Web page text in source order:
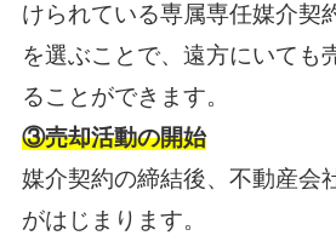
けられている専属専任媒介契
を選ぶことで、遠方にいても
ることができます。
③売却活動の開始
媒介契約の締結後、不動産会
がはじまります。